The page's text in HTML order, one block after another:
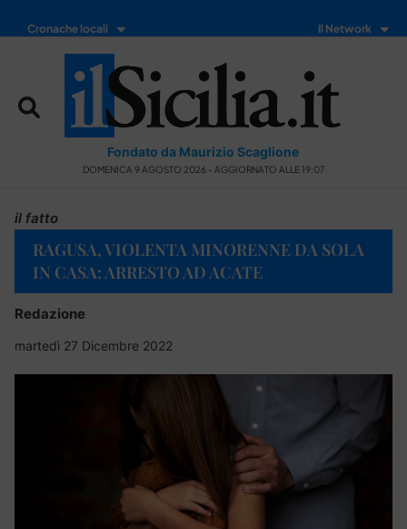
Cronache locali Il Network
Fondato da Maurizio Scaglione
DOMENICA 9 AGOSTO 2026 - AGGIORNATO ALLE 19:07
il fatto
RAGUSA, VIOLENTA MINORENNE DA SOLA
IN CASA: ARRESTO AD ACATE
Redazione
martedì 27 Dicembre 2022